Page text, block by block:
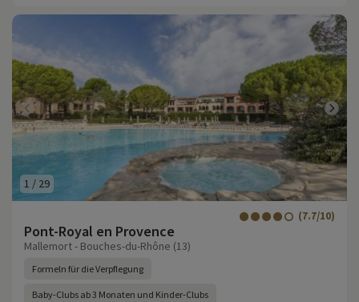
1 / 29
Pont-Royal en Provence
(7.7/10)
Mallemort - Bouches-du-Rhône (13)
Formeln für die Verpflegung
Baby-Clubs ab 3 Monaten und Kinder-Clubs